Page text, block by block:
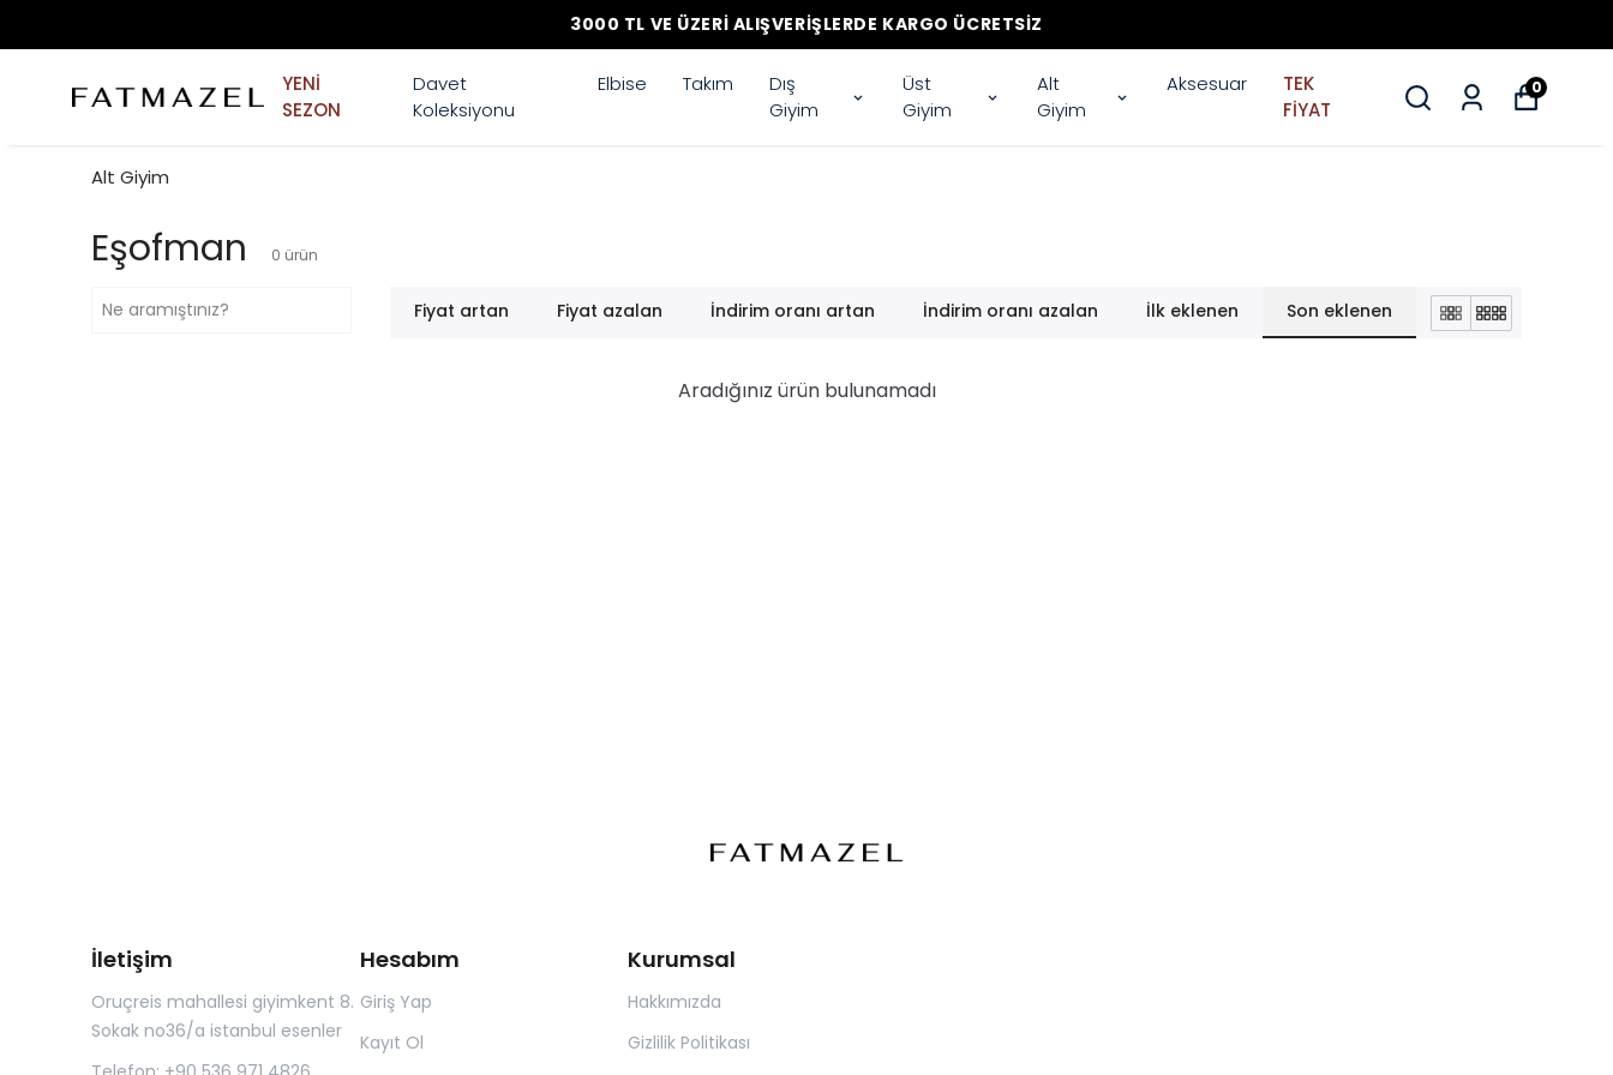
3000 TL VE ÜZERI ALIŞVERIŞLERDE KARGO ÜCRETSIZ
YENİ
SEZON
Davet
Koleksiyonu
Elbise Takım
Dış
Giyim
Üst
Giyim
Alt
Giyim
Aksesuar
TEK
FİYAT
0
Alt Giyim
Eşofman 0 ürün
Fiyat artan Fiyat azalan İndirim oranı artan İndirim oranı azalan İlk eklenen Son eklenen
Aradığınız ürün bulunamadı
İletişim
Oruçreis mahallesi giyimkent 8.
Sokak no36/a istanbul esenler
Hesabım
Giriş Yap
Kayıt Ol
Kurumsal
Hakkımızda
Gizlilik Politikası